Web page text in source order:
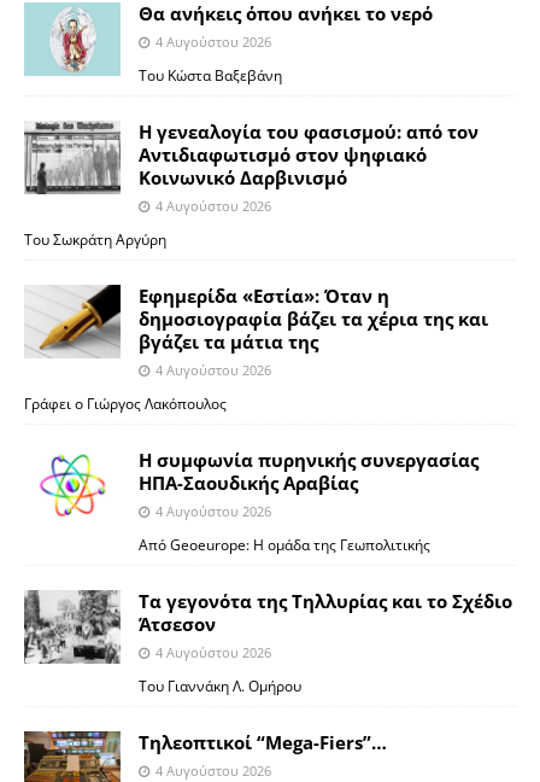
Θα ανήκεις όπου ανήκει το νερό
4 Αυγούστου 2026
Του Κώστα Βαξεβάνη
Η γενεαλογία του φασισμού: από τον
Αντιδιαφωτισμό στον ψηφιακό
Κοινωνικό Δαρβινισμό
4 Αυγούστου 2026
Του Σωκράτη Αργύρη
Εφημερίδα «Εστία»: Όταν η
δημοσιογραφία βάζει τα χέρια της και
βγάζει τα μάτια της
4 Αυγούστου 2026
Γράφει ο Γιώργος Λακόπουλος
Η συμφωνία πυρηνικής συνεργασίας
ΗΠΑ-Σαουδικής Αραβίας
4 Αυγούστου 2026
Από Geoeurope: H ομάδα της Γεωπολιτικής
Τα γεγονότα της Τηλλυρίας και το Σχέδιο
Άτσεσον
4 Αυγούστου 2026
Toυ Γιαννάκη Λ. Ομήρου
Tηλεοπτικοί “Mega-Fiers”…
4 Αυγούστου 2026